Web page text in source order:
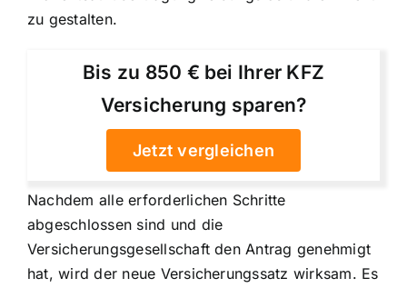
zu gestalten.
Bis zu 850 € bei Ihrer KFZ
Versicherung sparen?
Jetzt vergleichen
Nachdem alle erforderlichen Schritte
abgeschlossen sind und die
Versicherungsgesellschaft den Antrag genehmigt
hat, wird der neue Versicherungssatz wirksam. Es